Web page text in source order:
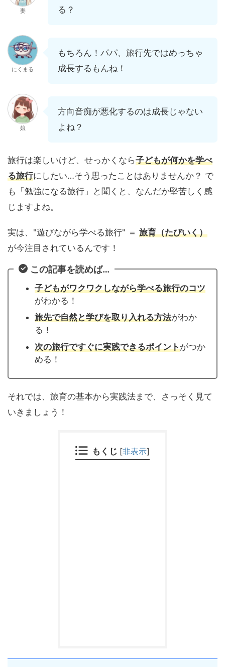
妻
る？
にくまる
もちろん！パパ、旅行先ではめっちゃ
成長するもんね！
娘
方向音痴が悪化するのは成長じゃない
よね？
旅行は楽しいけど、せっかくなら子どもが何かを学べ
る旅行にしたい…そう思ったことはありませんか？ で
も「勉強になる旅行」と聞くと、なんだか堅苦しく感
じますよね。
実は、"遊びながら学べる旅行" ＝ 旅育（たびいく）
が今注目されているんです！
この記事を読めば…
子どもがワクワクしながら学べる旅行のコツ
がわかる！
旅先で自然と学びを取り入れる方法がわか
る！
次の旅行ですぐに実践できるポイントがつか
める！
それでは、旅育の基本から実践法まで、さっそく見て
いきましょう！
もくじ [非表示]